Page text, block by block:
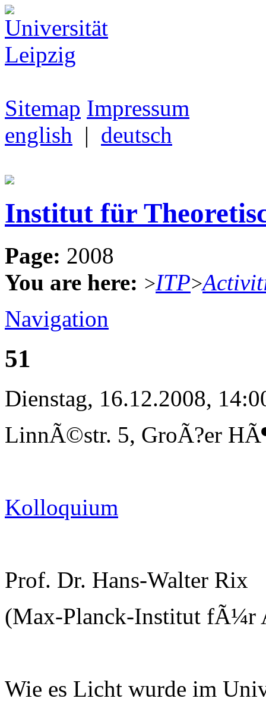
Sitemap Impressum
english | deutsch
Institut für
Page: 2008
You are here: >ITP>
Navigation
51
Dienstag, 16.12.2008,
LinnÃ©str. 5, GroÃ?er
Kolloquium
Prof. Dr. Hans-Walter Rix
(Max-Planck-Institut fÃ¼r
Wie es Licht wurde im